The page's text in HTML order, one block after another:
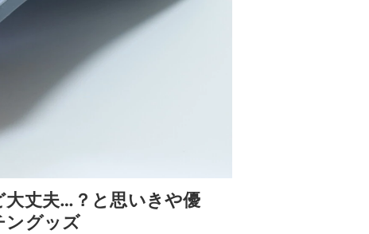
大丈夫…？と思いきや優
ングッズ